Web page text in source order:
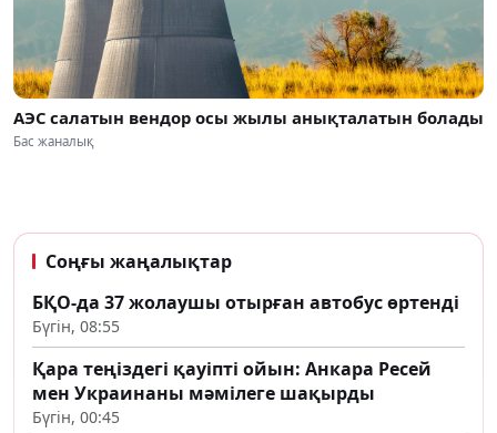
АЭС салатын вендор осы жылы анықталатын болады
Бас жаналық
Соңғы жаңалықтар
БҚО-да 37 жолаушы отырған автобус өртенді
Бүгін, 08:55
Қара теңіздегі қауіпті ойын: Анкара Ресей
мен Украинаны мәмілеге шақырды
Бүгін, 00:45